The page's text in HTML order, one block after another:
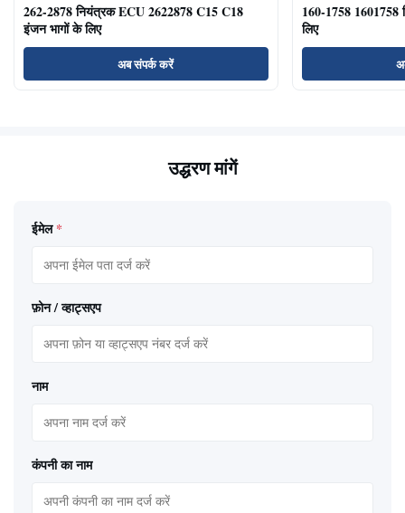
262-2878 नियंत्रक ECU 2622878 C15 C18
इंजन भागों के लिए
अब संपर्क करें
160-1758
लिए
उद्धरण मांगें
ईमेल *
फ़ोन / व्हाट्सएप
नाम
कंपनी का नाम